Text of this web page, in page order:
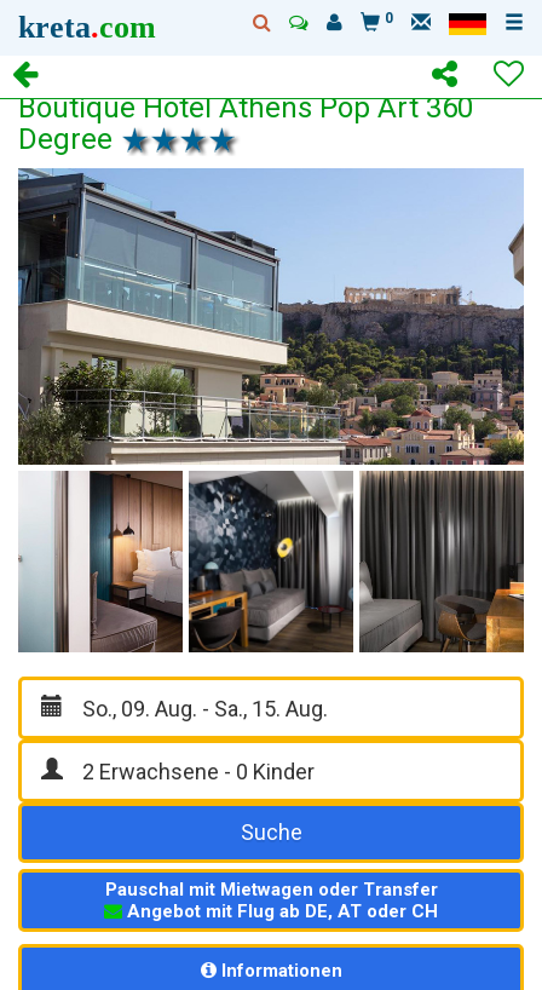
kreta.com 0
Boutique Hotel Athens Pop Art 360
Degree
Suche
Pauschal mit Mietwagen oder Transfer
Angebot mit Flug ab DE, AT oder CH
Informationen